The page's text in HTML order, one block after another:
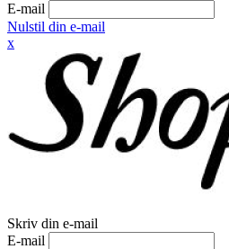
E-mail
Nulstil din e-mail
x
Skriv din e-mail
E-mail